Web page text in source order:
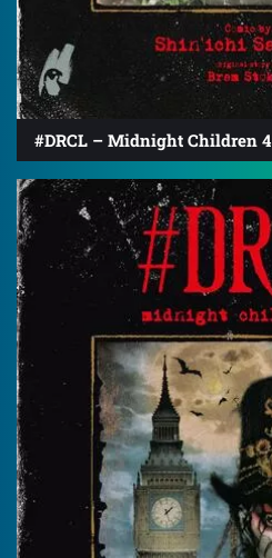
#DRCL – Midnight Children 4